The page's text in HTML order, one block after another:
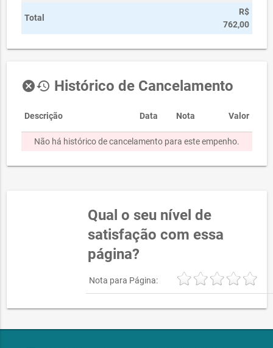
Total
R$
762,00
cancelhistory Histórico de Cancelamento
Descrição Data Nota Valor
Não há histórico de cancelamento para este empenho.
Qual o seu nível de
satisfação com essa
página?
Nota para Página: